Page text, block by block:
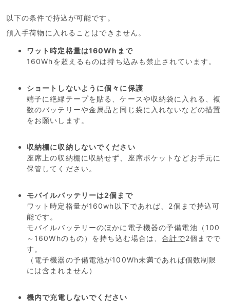
以下の条件で持込が可能です。
預入手荷物に入れることはできません。
ワット時定格量は160Whまで
160Whを超えるものは持ち込みも禁止されています。
ショートしないように個々に保護
端子に絶縁テープを貼る、ケースや収納袋に入れる、複
数のバッテリーや金属品と同じ袋に入れないなどの措置
をお願いします。
収納棚に収納しないでください
座席上の収納棚に収納せず、座席ポケットなどお手元に
保管してください。
モバイルバッテリーは2個まで
ワット時定格量が160wh以下であれば、2個まで持込可
能です。
モバイルバッテリーのほかに電子機器の予備電池（100
～160Whのもの）を持ち込む場合は、合計で2個までで
す。
（電子機器の予備電池が100Wh未満であれば個数制限
には含まれません）
機内で充電しないでください